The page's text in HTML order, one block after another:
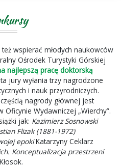
wspierać młodych naukowców
Ośrodek Turystyki Górskiej
najlepszą pracę doktorską
jury wyłania trzy nagrodzone
i nauk przyrodniczych.
nagrody głównej jest
Wydawniczej „Wierchy”.
jak: Kazimierz Sosnowski
Flizak (1881-1972)
epokiKatarzyny Ceklarz
Konceptualizacja przestrzeni